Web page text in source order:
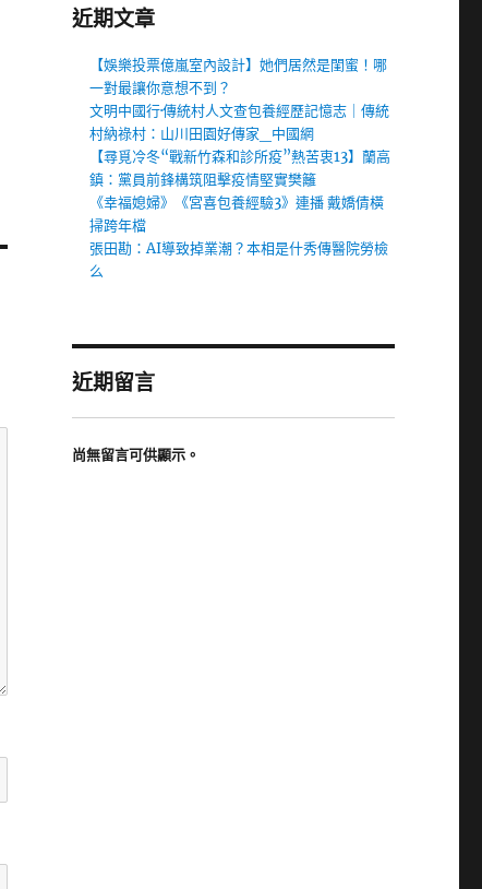
近期文章
【娛樂投票億嵐室內設計】她們居然是閨蜜！哪
一對最讓你意想不到？
文明中國行·傳統村人文查包養經歷記憶志｜傳統
村納祿村：山川田園好傳家_中國網
【尋覓冷冬“戰新竹森和診所疫”熱苦衷13】蘭高
鎮：黨員前鋒構筑阻擊疫情堅實樊籬
《幸福媳婦》《宮喜包養經驗3》連播 戴嬌倩橫
掃跨年檔
張田勘：AI導致掉業潮？本相是什秀傳醫院勞檢
么
近期留言
尚無留言可供顯示。